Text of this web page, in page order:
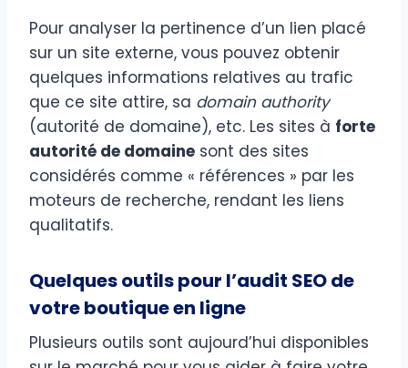
Pour analyser la pertinence d’un lien placé
sur un site externe, vous pouvez obtenir
quelques informations relatives au trafic
que ce site attire, sa domain authority
(autorité de domaine), etc. Les sites à forte
autorité de domaine sont des sites
considérés comme « références » par les
moteurs de recherche, rendant les liens
qualitatifs.
Quelques outils pour l’audit SEOde
votre boutique en ligne
Plusieurs outils sont aujourd’hui disponibles